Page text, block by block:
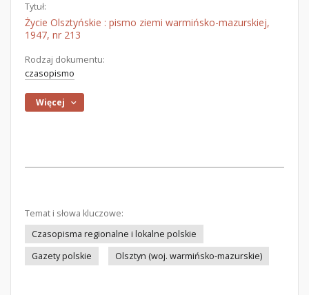
Tytuł:
Życie Olsztyńskie : pismo ziemi warmińsko-mazurskiej,
1947, nr 213
Rodzaj dokumentu:
czasopismo
Więcej
Temat i słowa kluczowe:
Czasopisma regionalne i lokalne polskie
Gazety polskie
Olsztyn (woj. warmińsko-mazurskie)